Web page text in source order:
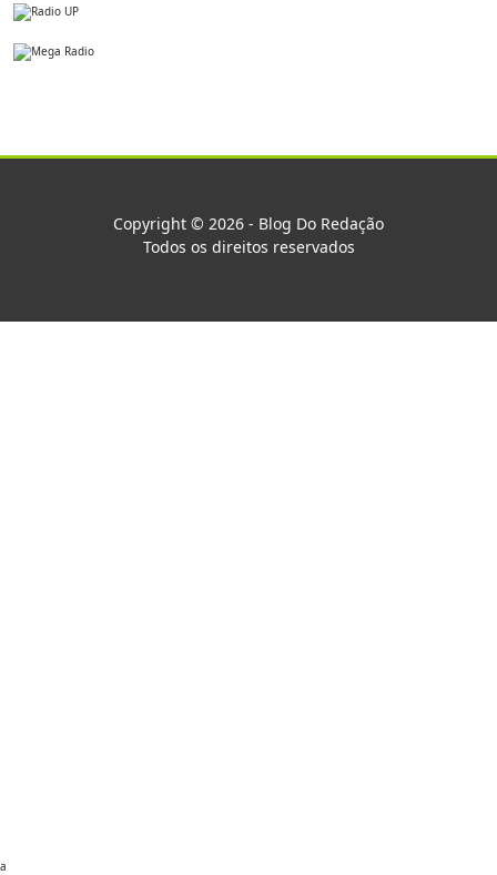
a
Copyright © 2026 - Blog Do Redação
Todos os direitos reservados